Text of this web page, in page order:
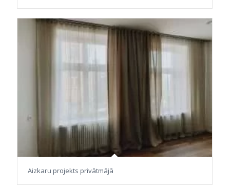
Aizkaru projekts privātmājā